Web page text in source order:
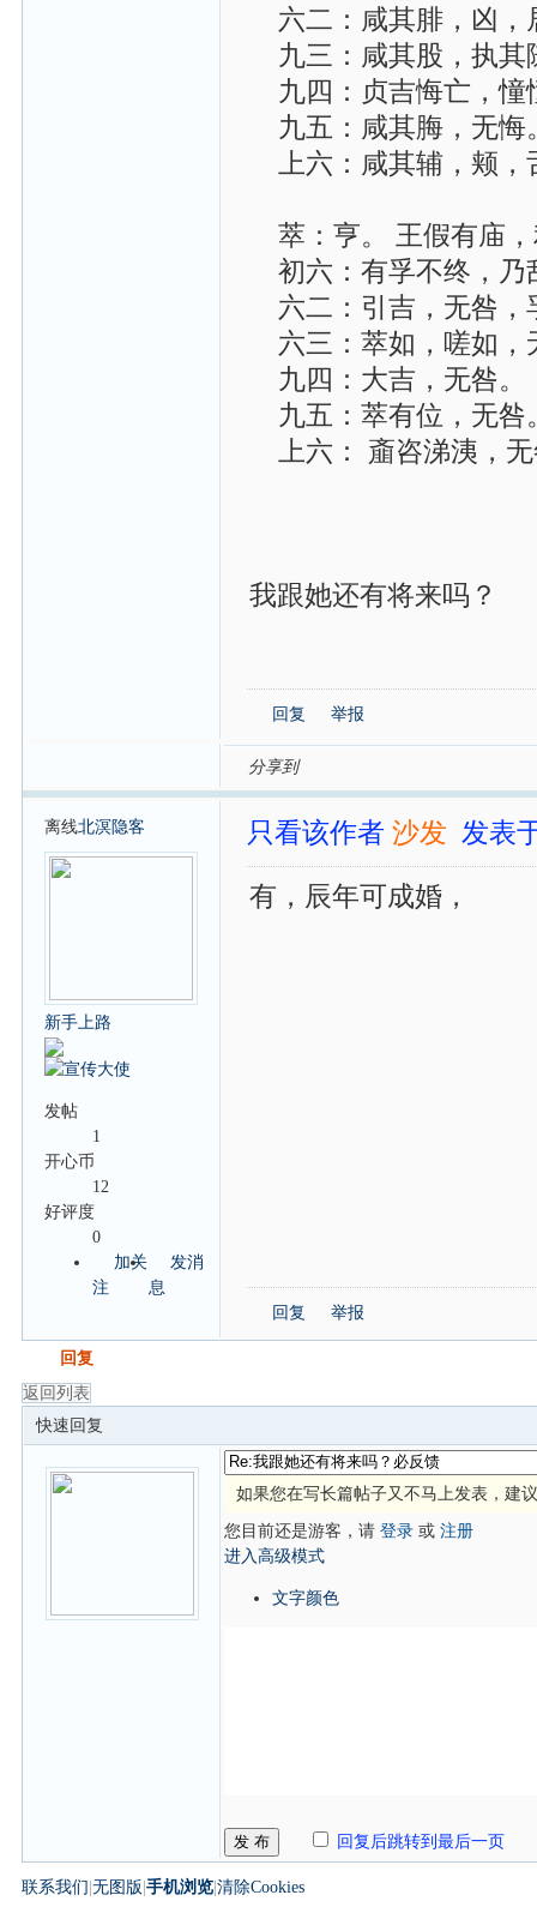
六二：咸其腓，凶，
九三：咸其股，执其
九四：贞吉悔亡，憧
九五：咸其脢，无悔
上六：咸其辅，颊，
萃：亨。 王假有庙，
初六：有孚不终，乃
六二：引吉，无咎，
六三：萃如，嗟如，
九四：大吉，无咎。
九五：萃有位，无咎
上六： 齑咨涕洟，无
我跟她还有将来吗？
回复 举报
分享到
离线北溟隐客
新手上路
发帖
1
开心币
12
好评度
0
加关
注
发消
息
只看该作者 沙发 发表
有，辰年可成婚，
回复 举报
回复
返回列表
快速回复
如果您在写长篇帖子又不马上发表，建
您目前还是游客，请 登录或 注册
进入高级模式
文字颜色
发 布 回复后跳转到最后一页
联系我们 无图版 手机浏览| 清除Cookies